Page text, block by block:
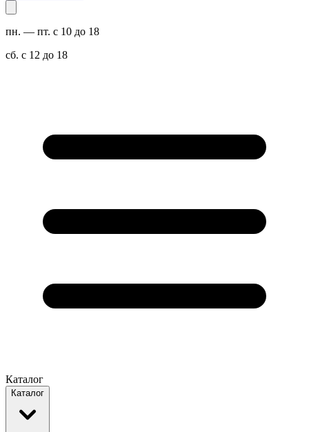
пн. — пт. с 10 до 18
сб. с 12 до 18
Каталог
Каталог